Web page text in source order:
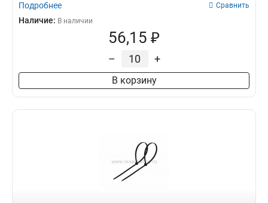
Подробнее Сравнить
Наличие: В наличии
56,15 ₽
– +
В корзину